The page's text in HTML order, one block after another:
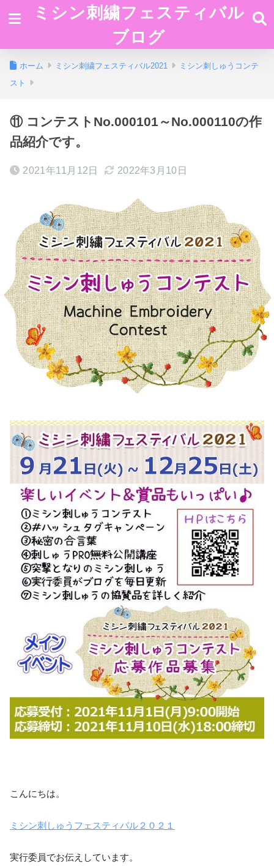
ミシン刺繍フェスティバル
ブログ
ホーム ミシン刺繍フェスティバル2021
ミシン刺しゅうコンテ
スト
⑪ コンテストNo.000101～No.000110の作
品紹介です。
2021年11月12日 2022年3月10日
こんにちは。
ミシン刺しゅうフェスティバル２０２１
実行委員でお伝えしています。